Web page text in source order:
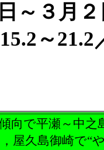
～３月
～
向で平瀬～中之
屋久島御崎で“